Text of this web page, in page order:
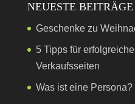
NEUESTE BEITRÄGE
Geschenke zu
5 Tipps für
Verkaufsseiten
Was ist eine Persona?